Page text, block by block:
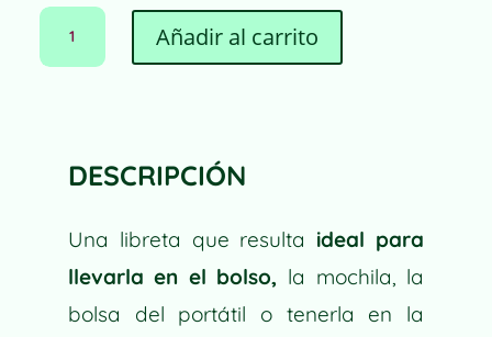
LIBRETA
NOTAS
CANTIDAD
Añadir al carrito
A
T
I
E
:
DESCRIPCIÓN
Una libreta que resulta ideal para
llevarla en el bolso, la mochila, la
bolsa del portátil o tenerla en la